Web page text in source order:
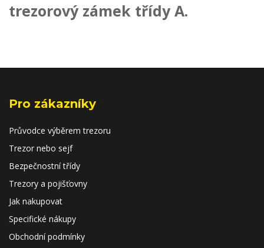
trezorový zámek třídy A.
Pro zákazníky
Průvodce výběrem trezoru
Trezor nebo sejf
Bezpečnostní třídy
Trezory a pojišťovny
Jak nakupovat
Specifické nákupy
Obchodní podmínky